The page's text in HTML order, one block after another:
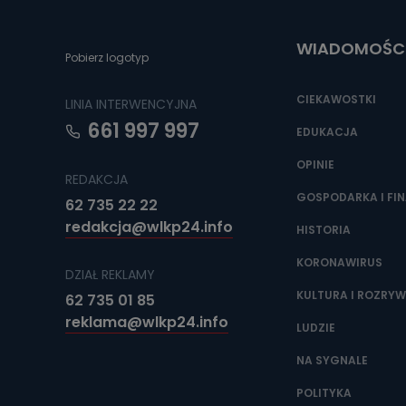
Jakie
Państwa (lub
źródeł
oraz partnerzy
Jak
Można to
Pobierz logotyp
LINIA INTERWENCYJNA
661 997 997
REDAKCJA
62 735 22 22
redakcja@wlkp24.info
DZIAŁ REKLAMY
62 735 01 85
reklama@wlkp24.info
CIEKAWOSTKI
EDUKACJA
OPINIE
GOSPODARKA I
HISTORIA
KORONAWIRUS
KULTURA I
LUDZIE
NA SYGNALE
POLITYKA